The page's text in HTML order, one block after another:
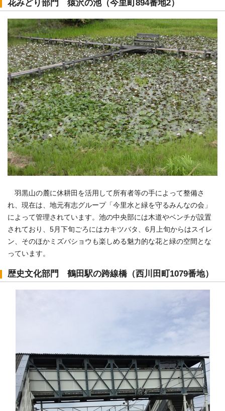
花みどり部門 猿沢の池（今里町894番地2）
羽黒山の麓に休耕田を活用して所有者等の手によって整備さ
れ、現在は、地元有志グループ「今里水と緑を守るみんなの会」
によって管理されています。池の中央部には木道やベンチが設置
されており、5月下旬ごろにはカキツバタ、6月上旬からはスイレ
ン、そのほかミズバショウも楽しめる魅力的な花と緑の空間とな
っています。
歴史文化部門 鶴田駅の跨線橋（西川田町1079番地）